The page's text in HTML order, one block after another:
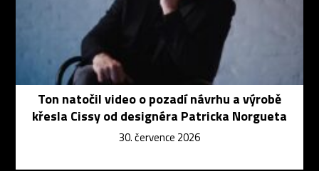
Ton natočil video o pozadí návrhu a výrobě
křesla Cissy od designéra Patricka Norgueta
30. července 2026